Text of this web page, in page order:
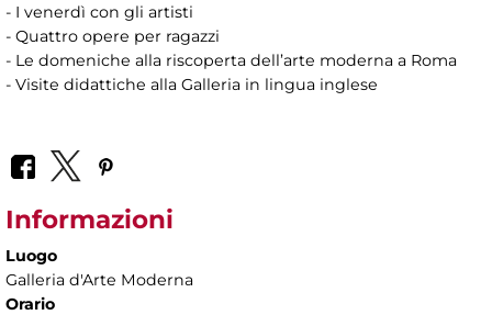
- I venerdì con gli artisti
- Quattro opere per ragazzi
- Le domeniche alla riscoperta dell’arte moderna a Roma
- Visite didattiche alla Galleria in lingua inglese
Informazioni
Luogo
Galleria d'Arte Moderna
Orario